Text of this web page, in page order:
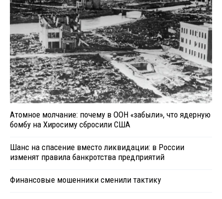
Атомное молчание: почему в ООН «забыли», что ядерную
бомбу на Хиросиму сбросили США
Шанс на спасение вместо ликвидации: в России
изменят правила банкротства предприятий
Финансовые мошенники сменили тактику